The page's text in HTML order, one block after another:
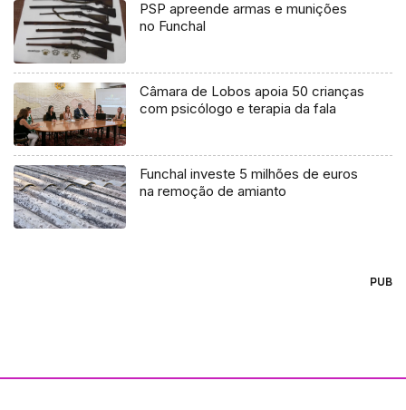
PSP apreende armas e munições
no Funchal
Câmara de Lobos apoia 50 crianças
com psicólogo e terapia da fala
Funchal investe 5 milhões de euros
na remoção de amianto
PUB